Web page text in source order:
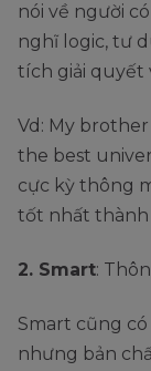
nói về người
nghĩ logic, tư
tích giải quyết
Vd: My
the best
cực kỳ thông
tốt nhất thành
2. Smart:
Smart cũng
nhưng bản